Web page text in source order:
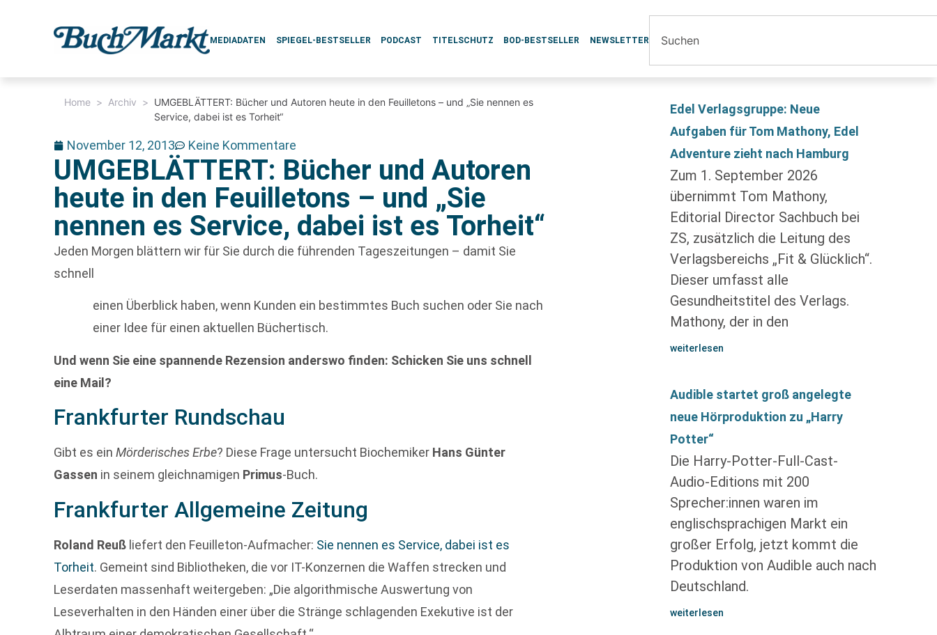
MEDIADATEN SPIEGEL-BESTSELLER PODCAST TITELSCHUTZ BOD-BESTSELLER NEWSLETTER
Home > Archiv > UMGEBLÄTTERT: Bücher und Autoren heute in den Feuilletons – und „Sie nennen es
Service, dabei ist es Torheit“
November 12, 2013 Keine Kommentare
UMGEBLÄTTERT: Bücher und Autoren
heute in den Feuilletons – und „Sie
nennen es Service, dabei ist es Torheit“
Jeden Morgen blättern wir für Sie durch die führenden Tageszeitungen – damit Sie
schnell
einen Überblick haben, wenn Kunden ein bestimmtes Buch suchen oder Sie nach
einer Idee für einen aktuellen Büchertisch.
Und wenn Sie eine spannende Rezension anderswo finden: Schicken Sie uns schnell
eine Mail?
Frankfurter Rundschau
Gibt es einMörderisches Erbe? Diese Frage untersucht Biochemiker Hans Günter
Gassen in seinem gleichnamigen Primus-Buch.
Frankfurter Allgemeine Zeitung
Roland Reuß liefert den Feuilleton-Aufmacher: Sie nennen es Service, dabei ist es
Torheit. Gemeint sind Bibliotheken, die vor IT-Konzernen die Waffen strecken und
Leserdaten massenhaft weitergeben: „Die algorithmische Auswertung von
Leseverhalten in den Händen einer über die Stränge schlagenden Exekutive ist der
Edel Verlagsgruppe: Neue
Aufgaben für Tom Mathony, Edel
Adventure zieht nach Hamburg
Zum 1. September 2026
übernimmt Tom Mathony,
Editorial Director Sachbuch bei
ZS, zusätzlich die Leitung des
Verlagsbereichs „Fit & Glücklich“.
Dieser umfasst alle
Gesundheitstitel des Verlags.
Mathony, der in den
weiterlesen
Audible startet groß angelegte
neue Hörproduktion zu „Harry
Potter“
Die Harry-Potter-Full-Cast-
Audio-Editions mit 200
Sprecher:innen waren im
englischsprachigen Markt ein
großer Erfolg, jetzt kommt die
Produktion von Audible auch nach
Deutschland.
weiterlesen